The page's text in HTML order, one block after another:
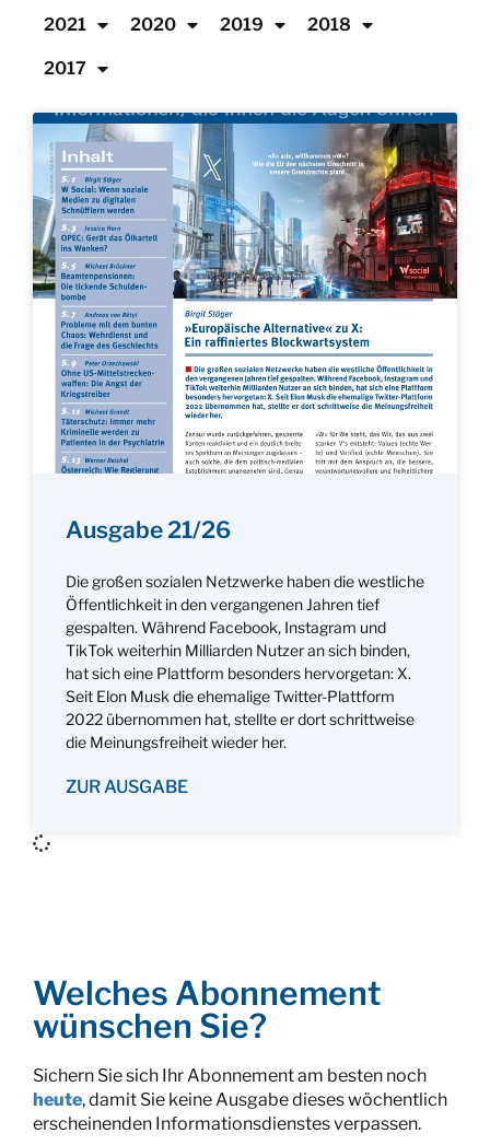
2021 2020 2019 2018
2017
Ausgabe 21/26
Die großen sozialen Netzwerke haben die westliche
Öffentlichkeit in den vergangenen Jahren tief
gespalten. Während Facebook, Instagram und
TikTok weiterhin Milliarden Nutzer an sich binden,
hat sich eine Plattform besonders hervorgetan: X.
Seit Elon Musk die ehemalige Twitter-Plattform
2022 übernommen hat, stellte er dort schrittweise
die Meinungsfreiheit wieder her.
ZUR AUSGABE
Welches Abonnement
wünschen Sie?
Sichern Sie sich Ihr Abonnement am besten noch
heute, damit Sie keine Ausgabe dieses wöchentlich
erscheinenden Informationsdienstes verpassen.